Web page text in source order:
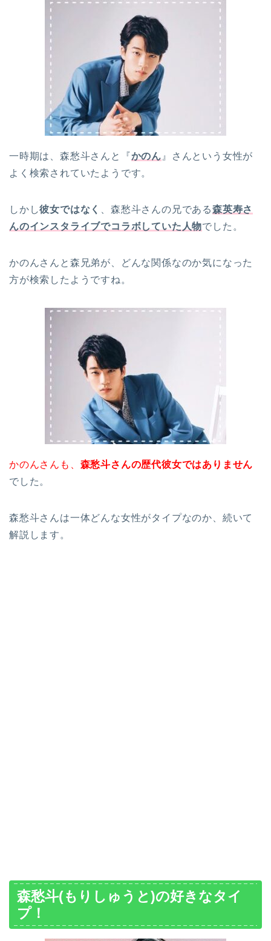
一時期は、森愁斗さんと『かのん 』さんという女性が
よく検索されていたようです。
しかし彼女ではなく 、森愁斗さんの兄である森英寿さ
んのインスタライブでコラボしていた人物でした。
かのんさんと森兄弟が、どんな関係なのか気になった
方が検索したようですね。
かのんさんも、 森愁斗さんの歴代彼女ではありません
でした。
森愁斗さんは一体どんな女性がタイプなのか、続いて
解説します。
森愁斗(もりしゅうと)の好きなタイ
プ！